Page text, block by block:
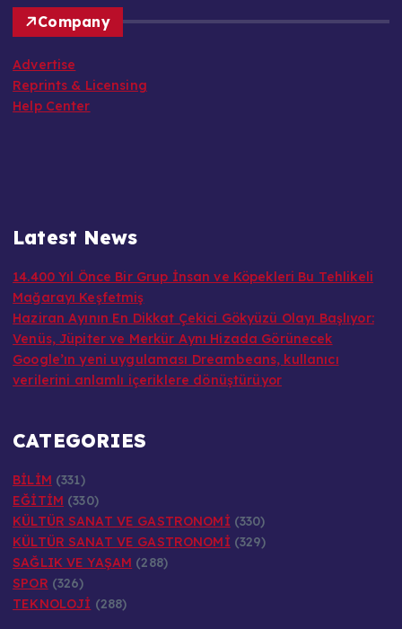
Company
Advertise
Reprints & Licensing
Help Center
Latest News
14.400 Yıl Önce Bir Grup İnsan ve Köpekleri Bu Tehlikeli
Mağarayı Keşfetmiş
Haziran Ayının En Dikkat Çekici Gökyüzü Olayı Başlıyor:
Venüs, Jüpiter ve Merkür Aynı Hizada Görünecek
Google’ın yeni uygulaması Dreambeans, kullanıcı
verilerini anlamlı içeriklere dönüştürüyor
CATEGORIES
BİLİM (331)
EĞİTİM (330)
KÜLTÜR SANAT VE GASTRONOMİ (330)
KÜLTÜR SANAT VE GASTRONOMİ (329)
SAĞLIK VE YAŞAM (288)
SPOR (326)
TEKNOLOJİ (288)